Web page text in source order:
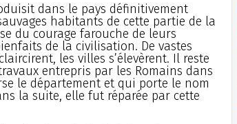
dans le pays définitivement
habitants de cette partie de la
du courage farouche de leurs
de la civilisation. De vastes
les villes s’élevèrent. Il reste
entrepris par les Romains dans
le département et qui porte le nom
la suite, elle fut réparée par cette